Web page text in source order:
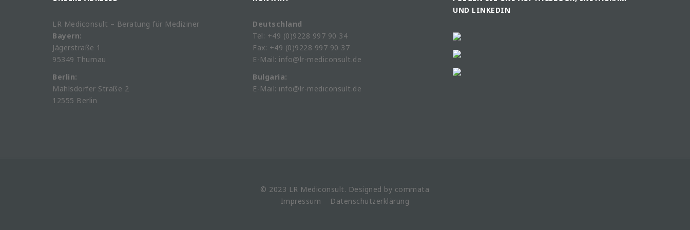
LR Mediconsult – Beratung für Mediziner
Bayern:
Jägerstraße 1
95349 Thurnau
Berlin:
Mahlsdorfer Straße 2
12555 Berlin
Deutschland
Tel: +49 (0)9228 997 90 34
Fax: +49 (0)9228 997 90 37
E-Mail: info@lr-mediconsult.de
Bulgaria:
E-Mail: info@lr-mediconsult.de
UND LINKEDIN
© 2023 LR Mediconsult. Designed by commata
Impressum
Datenschutzerklärung